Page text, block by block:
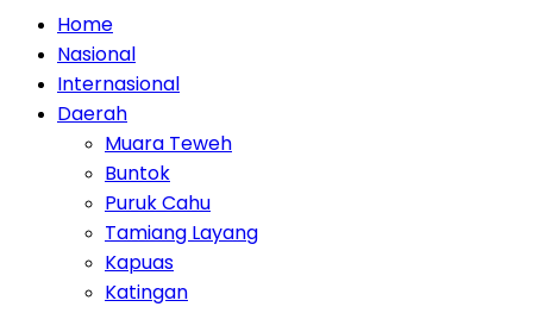
Home
Nasional
Internasional
Daerah
Muara Teweh
Buntok
Puruk Cahu
Tamiang Layang
Kapuas
Katingan